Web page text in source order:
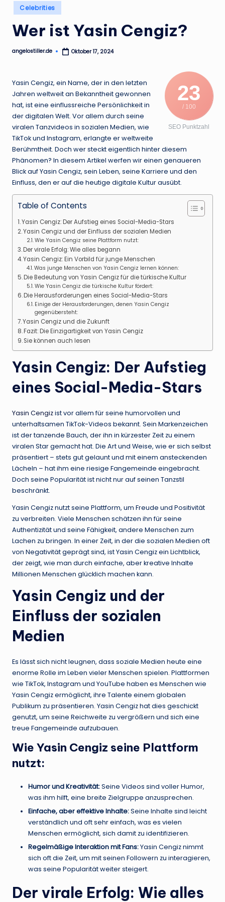
.
d
e
Posted
in
Celebrities
Wer ist Yasin Cengiz?
Posted
angelostiller.de Oktober 17, 2024
23
/ 100
SEO Punktzahl
Yasin Cengiz, ein Name, der in den letzten
Jahren weltweit an Bekanntheit gewonnen
hat, ist eine einflussreiche Persönlichkeit in
der digitalen Welt. Vor allem durch seine
viralen Tanzvideos in sozialen Medien, wie
TikTok und Instagram, erlangte er weltweite
Berühmtheit. Doch wer steckt eigentlich hinter diesem
Phänomen? In diesem Artikel werfen wir einen genaueren
Blick auf Yasin Cengiz, sein Leben, seine Karriere und den
Einfluss, den er auf die heutige digitale Kultur ausübt.
Table of Contents
Yasin Cengiz: Der Aufstieg eines Social-Media-Stars
Yasin Cengiz und der Einfluss der sozialen Medien
Wie Yasin Cengiz seine Plattform nutzt:
Der virale Erfolg: Wie alles begann
Yasin Cengiz: Ein Vorbild für junge Menschen
Was junge Menschen von Yasin Cengiz lernen können:
Die Bedeutung von Yasin Cengiz für die türkische Kultur
Wie Yasin Cengiz die türkische Kultur fördert:
Die Herausforderungen eines Social-Media-Stars
Einige der Herausforderungen, denen Yasin Cengiz
gegenübersteht:
Yasin Cengiz und die Zukunft
Fazit: Die Einzigartigkeit von Yasin Cengiz
Sie können auch lesen
Yasin Cengiz: Der Aufstieg
eines Social-Media-Stars
Yasin Cengizist vor allem für seine humorvollen und
unterhaltsamen TikTok-Videos bekannt. Sein Markenzeichen
ist der tanzende Bauch, der ihn in kürzester Zeit zu einem
viralen Star gemacht hat. Die Art und Weise, wie er sich selbst
präsentiert – stets gut gelaunt und mit einem ansteckenden
Lächeln – hat ihm eine riesige Fangemeinde eingebracht.
Doch seine Popularität ist nicht nur auf seinen Tanzstil
beschränkt.
Yasin Cengiz nutzt seine Plattform, um Freude und Positivität
zu verbreiten. Viele Menschen schätzen ihn für seine
Authentizität und seine Fähigkeit, andere Menschen zum
Lachen zu bringen. In einer Zeit, in der die sozialen Medien oft
von Negativität geprägt sind, ist Yasin Cengiz ein Lichtblick,
der zeigt, wie man durch einfache, aber kreative Inhalte
Millionen Menschen glücklich machen kann.
Yasin Cengiz und der
Einfluss der sozialen
Medien
Es lässt sich nicht leugnen, dass soziale Medien heute eine
enorme Rolle im Leben vieler Menschen spielen. Plattformen
wie TikTok, Instagram und YouTube haben es Menschen wie
Yasin Cengiz ermöglicht, ihre Talente einem globalen
Publikum zu präsentieren. Yasin Cengiz hat dies geschickt
genutzt, um seine Reichweite zu vergrößern und sich eine
treue Fangemeinde aufzubauen.
Wie Yasin Cengiz seine Plattform
nutzt:
Humor und Kreativität:Seine Videos sind voller Humor,
was ihm hilft, eine breite Zielgruppe anzusprechen.
Einfache, aber effektive Inhalte:Seine Inhalte sind leicht
verständlich und oft sehr einfach, was es vielen
Menschen ermöglicht, sich damit zu identifizieren.
Regelmäßige Interaktion mit Fans:Yasin Cengiz nimmt
sich oft die Zeit, um mit seinen Followern zu interagieren,
was seine Popularität weiter steigert.
Der virale Erfolg: Wie alles